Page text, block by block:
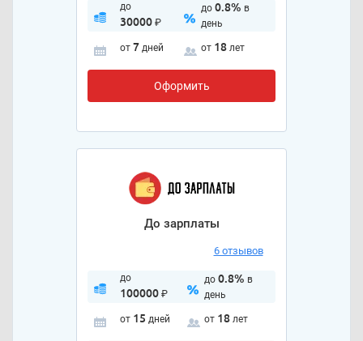
до
30000₽
до 0.8% в
день
от 7 дней от 18 лет
Оформить
До зарплаты
6 отзывов
до
100000₽
до 0.8% в
день
от 15 дней от 18 лет